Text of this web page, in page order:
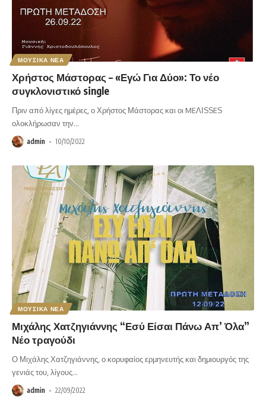
ΜΟΥΣΙΚΑ ΝΕΑ
Χρήστος Μάστορας – «Εγώ Για Δύο»: Το νέο
συγκλονιστικό single
Πριν από λίγες ημέρες, ο Χρήστος Μάστορας και οι MEΛΙSSES
ολοκλήρωσαν την…
admin 10/10/2022
ΜΟΥΣΙΚΑ ΝΕΑ
Μιχάλης Χατζηγιάννης “Εσύ Είσαι Πάνω Απ’ Όλα”
Νέο τραγούδι
Ο Μιχάλης Χατζηγιάννης, ο κορυφαίος ερμηνευτής και δημιουργός της
γενιάς του, λίγους…
admin 22/09/2022